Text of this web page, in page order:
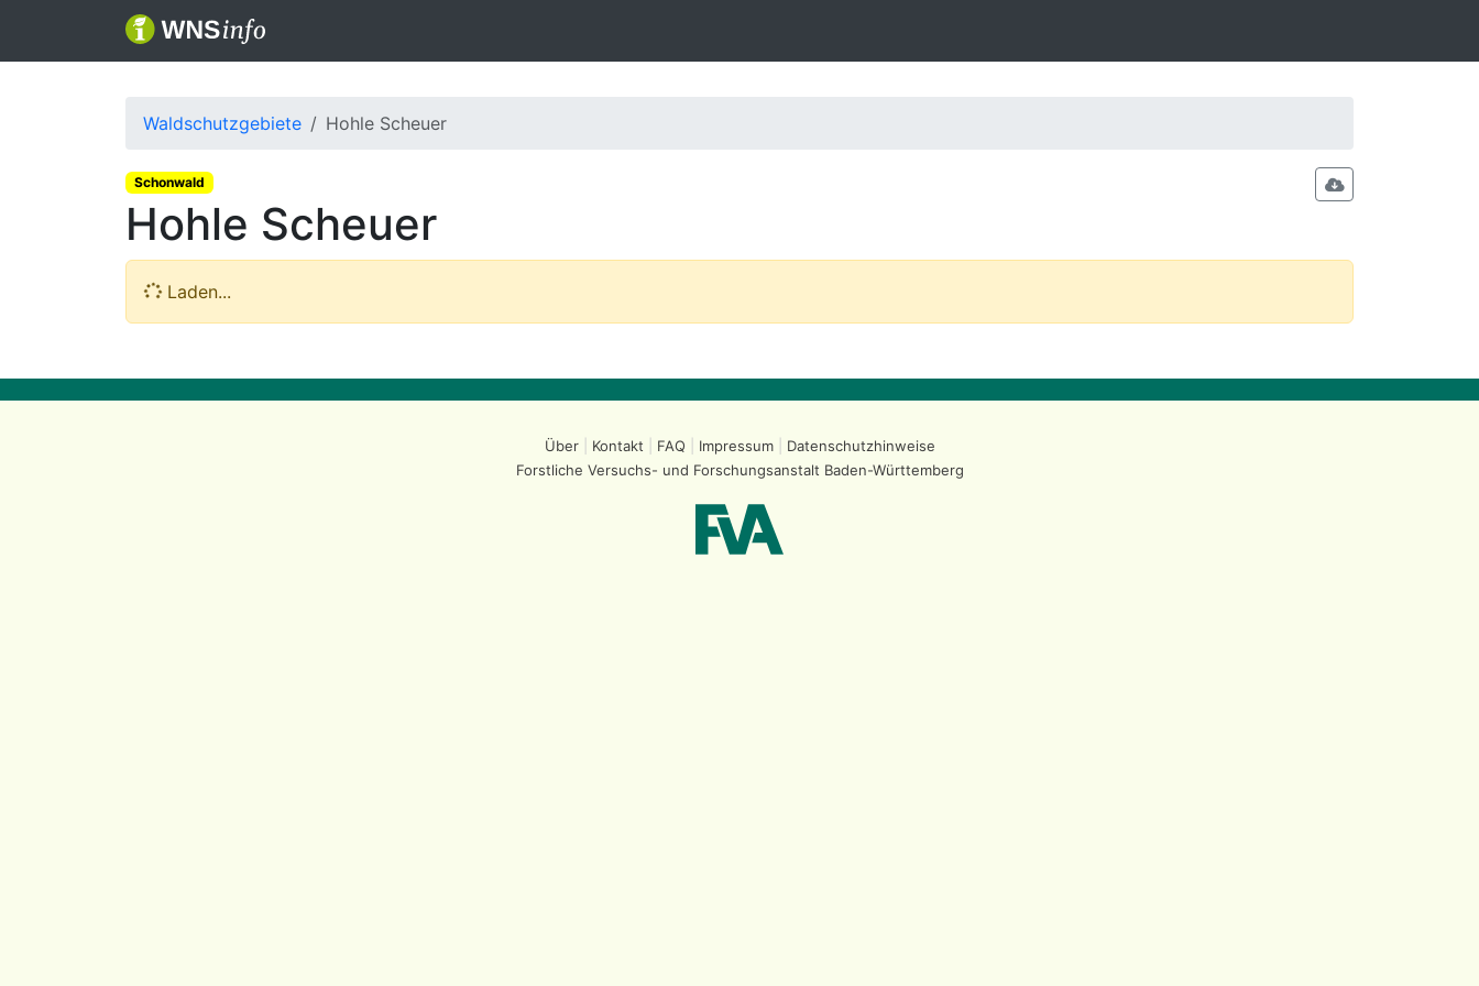
Waldschutzgebiete Hohle Scheuer
Schonwald
Hohle Scheuer
Laden...
Über Kontakt FAQ Impressum
Datenschutzhinweise
Forstliche Versuchs- und Forschungsanstalt Baden-Württemberg